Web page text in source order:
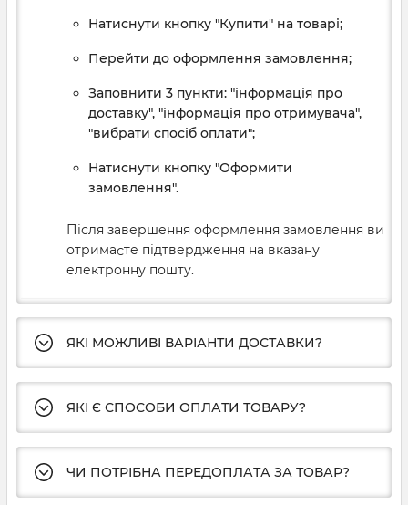
Натиснути кнопку "Купити" на товарі;
Перейти до оформлення замовлення;
Заповнити 3 пункти: "інформація про
доставку", "інформація про отримувача",
"вибрати спосіб оплати";
Натиснути кнопку "Оформити
замовлення".
Після завершення оформлення замовлення ви
отримаєте підтвердження на вказану
електронну пошту.
ЯКІ МОЖЛИВІ ВАРІАНТИ ДОСТАВКИ?
ЯКІ Є СПОСОБИ ОПЛАТИ ТОВАРУ?
ЧИ ПОТРІБНА ПЕРЕДОПЛАТА ЗА ТОВАР?